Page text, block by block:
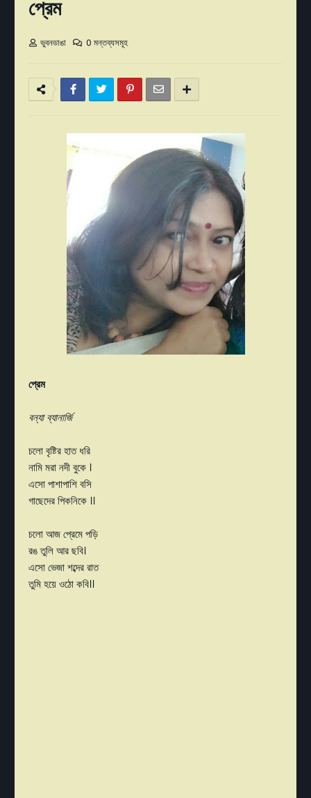
প্রেম
ভুবনডাঙা 0 মন্তব্যসমূহ
প্রেম
বন্যা ব্যানার্জি
চলো বৃষ্টির হাত ধরি
নামি মরা নদী বুকে ।
এসো পাশাপাশি বসি
গাছেদের পিকনিকে ।।
চলো আজ প্রেমে পড়ি
রঙ তুলি আর ছবি।
এসো ভেজা শব্দের রাত
তুমি হয়ে ওঠো কবি।।